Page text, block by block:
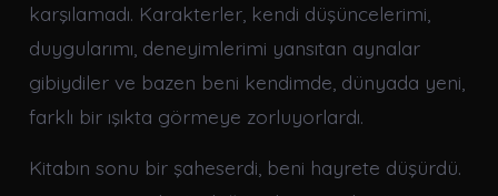
karşılamadı. Karakterler, kendi düşüncelerimi,
duygularımı, deneyimlerimi yansıtan aynalar
gibiydiler ve bazen beni kendimde, dünyada yeni,
farklı bir ışıkta görmeye zorluyorlardı.
Kitabın sonu bir şaheserdi, beni hayrete düşürdü.